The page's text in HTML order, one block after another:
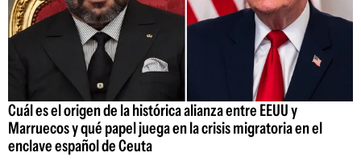
Cuál es el origen de la histórica alianza entre EEUU y
Marruecos y qué papel juega en la crisis migratoria en el
enclave español de Ceuta